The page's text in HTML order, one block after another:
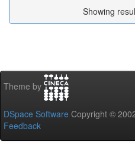
Showing
Theme by
DSpace Software Copyright ©
Feedback